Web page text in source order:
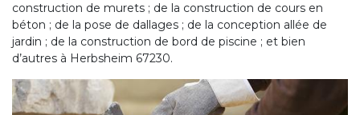
construction de murets ; de la construction de cours en
béton ; de la pose de dallages ; de la conception allée de
jardin ; de la construction de bord de piscine ; et bien
d’autres à Herbsheim 67230.